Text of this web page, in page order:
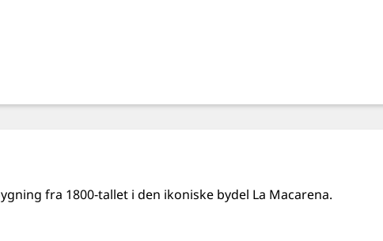
fra 1800‑tallet i den ikoniske bydel La Macarena.